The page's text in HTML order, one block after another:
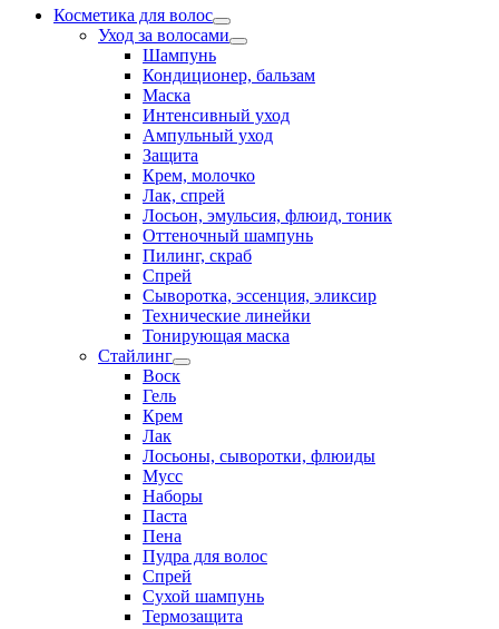
Косметика для волос
Уход за волосами
Шампунь
Кондиционер, бальзам
Маска
Интенсивный уход
Ампульный уход
Защита
Крем, молочко
Лак, спрей
Лосьон, эмульсия, флюид, тоник
Оттеночный шампунь
Пилинг, скраб
Спрей
Сыворотка, эссенция, эликсир
Технические линейки
Тонирующая маска
Стайлинг
Воск
Гель
Крем
Лак
Лосьоны, сыворотки, флюиды
Мусс
Наборы
Паста
Пена
Пудра для волос
Спрей
Сухой шампунь
Термозащита